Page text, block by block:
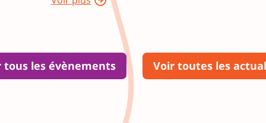
tous les évènements Voir toutes les